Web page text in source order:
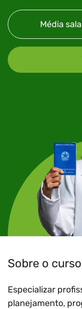
Média
Sobre o curso
Especializar
planejamento,